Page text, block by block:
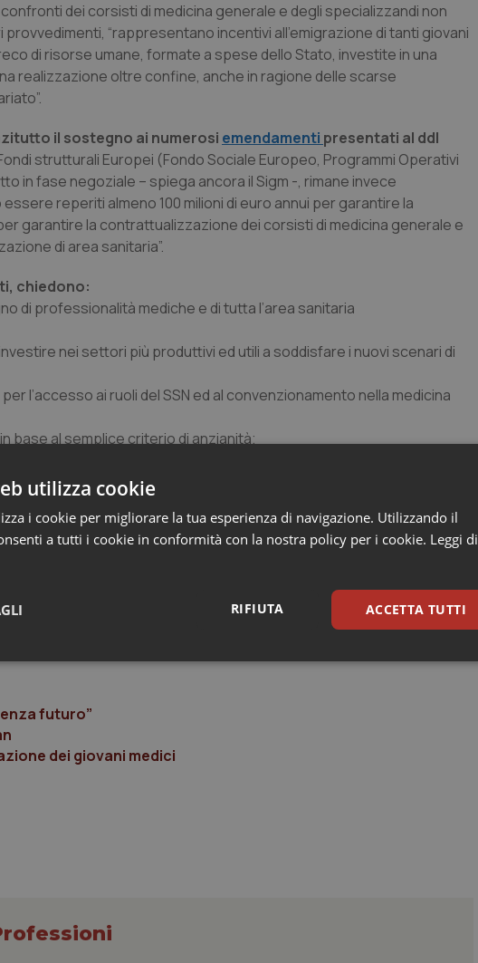
dei corsisti di medicina generale e degli specializzandi non
“rappresentano incentivi all’emigrazione di tanti giovani
di risorse umane, formate a spese dello Stato, investite in una
realizzazione oltre confine, anche in ragione delle scarse
il sostegno ai numerosi emendamenti presentati al ddl
strutturali Europei (Fondo Sociale Europeo, Programmi Operativi
in fase negoziale – spiega ancora il Sigm -, rimane invece
reperiti almeno 100 milioni di euro annui per garantire la
garantire la contrattualizzazione dei corsisti di medicina generale e
di area sanitaria”.
chiedono:
di professionalità mediche e di tutta l’area sanitaria
nei settori più produttivi ed utili a soddisfare i nuovi scenari di
l’accesso ai ruoli del SSN ed al convenzionamento nella medicina
base al semplice criterio di anzianità;
mortificano la componente giovane della professione in tutti gli
la giornata del 12 dicembre 2013,“per stimolare i lavori Parlamentari
in previsione della definizione del Patto per la Salute”.
sprechi ed inappropriatezze, riconoscere il merito,
cultura del capitale umano. In Italia, invece, essa è gravata da un
e da inappropriatezze organizzative che, se risolti anche in
su conoscenza e formazione”.
futuro”
dei giovani medici
utilizza cookie
i cookie per migliorare la tua esperienza di navigazione. Utilizzando il
a tutti i cookie in conformità con la nostra policy per i cookie. Leggi di
ACCETTA TUTTI
RIFIUTA
Statistici Marketing